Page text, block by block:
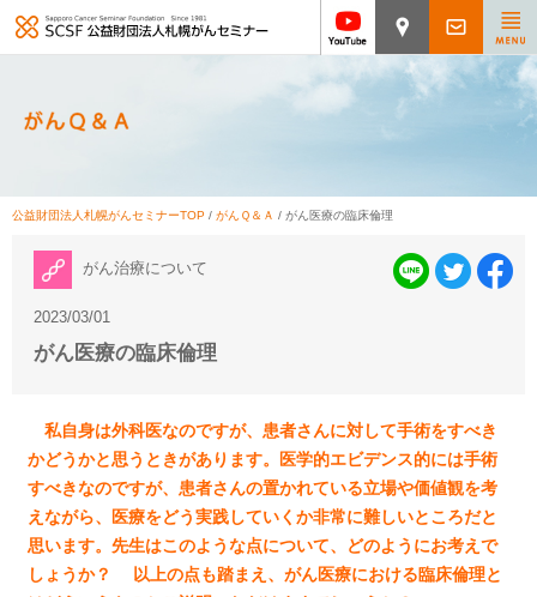
公益財団法人札幌がんセミナーTOP / がんＱ＆Ａ / がん医療の臨床倫理
がん治療について
2023/03/01
がん医療の臨床倫理
私自身は外科医なのですが、患者さんに対して手術をすべき
かどうかと思うときがあります。医学的エビデンス的には手術
すべきなのですが、患者さんの置かれている立場や価値観を考
えながら、医療をどう実践していくか非常に難しいところだと
思います。先生はこのような点について、どのようにお考えで
しょうか？ 以上の点も踏まえ、がん医療における臨床倫理と